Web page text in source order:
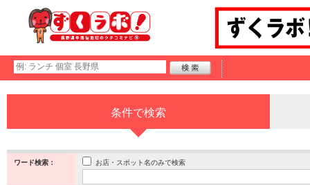
条件で検索
ワード検索： お店・スポット名のみで検索